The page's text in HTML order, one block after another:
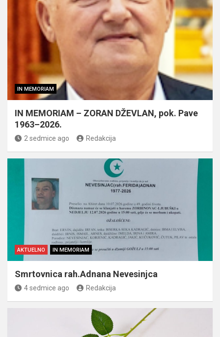
IN MEMORIAM
IN MEMORIAM – ZORAN DŽEVLAN, pok. Pave
1963–2026.
2 sedmice ago Redakcija
AKTUELNO IN MEMORIAM
Smrtovnica rah.Adnana Nevesinjca
4 sedmice ago Redakcija